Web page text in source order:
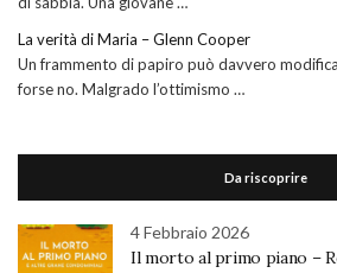
La verità di Maria – Glenn Cooper
Un frammento di papiro può davvero
forse no. Malgrado l’ottimismo …
Da riscoprire
4 Febbraio 2026
Il morto al primo piano –